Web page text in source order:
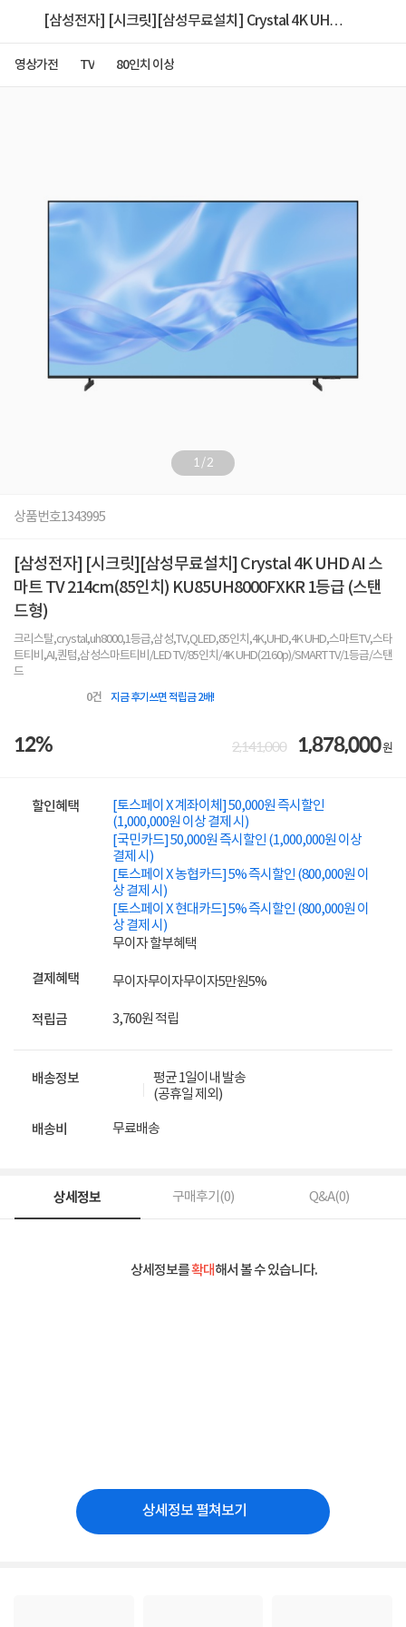
[삼성전자] [시크릿][삼성무료설치] Crystal 4K UHD
영상가전 TV 80인치 이상
1/2
상품번호1343995
[삼성전자] [시크릿][삼성무료설치] Crystal 4K UHD AI 스
마트 TV 214cm(85인치) KU85UH8000FXKR 1등급 (스탠
드형)
크리스탈,crystal,uh8000,1등급,삼성,TV,QLED,85인치,4K,UHD,4K UHD,스마트TV,스타
트티비,AI,퀀텀,삼성스마트티비/LED TV/85인치/4K UHD(2160p)/SMART TV/1등급/스탠
드
0건 지금 후기쓰면 적립금 2배!
12% 2,141,000 1,878,000원
할인혜택
[토스페이 X 계좌이체] 50,000원 즉시할인
(1,000,000원 이상 결제 시)
[국민카드] 50,000원 즉시할인 (1,000,000원 이상
결제 시)
[토스페이 X 농협카드] 5% 즉시할인 (800,000원 이
상 결제 시)
[토스페이 X 현대카드] 5% 즉시할인 (800,000원 이
상 결제 시)
무이자 할부혜택
결제혜택 무이자무이자무이자5만원5%
적립금 3,760원 적립
배송정보
평균 1일이내 발송
(공휴일 제외)
배송비 무료배송
상세정보 구매후기(0) Q&A(0)
상세정보를확대해서 볼 수 있습니다.
상세정보 펼쳐보기